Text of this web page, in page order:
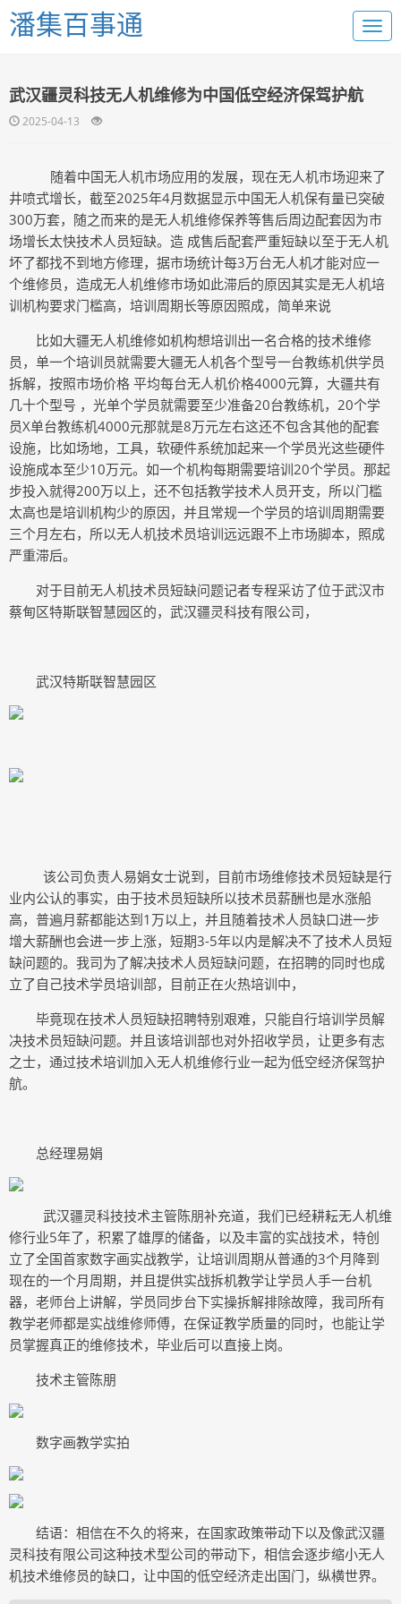
潘集百事通
武汉疆灵科技无人机维修为中国低空经济保驾护航
2025-04-13
随着中国无人机市场应用的发展，现在无人机市场迎来了
井喷式增长，截至2025年4月数据显示中国无人机保有量已突破
300万套，随之而来的是无人机维修保养等售后周边配套因为市
场增长太快技术人员短缺。造 成售后配套严重短缺以至于无人机
坏了都找不到地方修理，据市场统计每3万台无人机才能对应一
个维修员，造成无人机维修市场如此滞后的原因其实是无人机培
训机构要求门槛高，培训周期长等原因照成，简单来说
比如大疆无人机维修如机构想培训出一名合格的技术维修
员，单一个培训员就需要大疆无人机各个型号一台教练机供学员
拆解，按照市场价格 平均每台无人机价格4000元算，大疆共有
几十个型号 ，光单个学员就需要至少准备20台教练机，20个学
员X单台教练机4000元那就是8万元左右这还不包含其他的配套
设施，比如场地，工具，软硬件系统加起来一个学员光这些硬件
设施成本至少10万元。如一个机构每期需要培训20个学员。那起
步投入就得200万以上，还不包括教学技术人员开支，所以门槛
太高也是培训机构少的原因，并且常规一个学员的培训周期需要
三个月左右，所以无人机技术员培训远远跟不上市场脚本，照成
严重滞后。
对于目前无人机技术员短缺问题记者专程采访了位于武汉市
蔡甸区特斯联智慧园区的，武汉疆灵科技有限公司，
武汉特斯联智慧园区
该公司负责人易娟女士说到，目前市场维修技术员短缺是行
业内公认的事实，由于技术员短缺所以技术员薪酬也是水涨船
高，普遍月薪都能达到1万以上，并且随着技术人员缺口进一步
增大薪酬也会进一步上涨，短期3-5年以内是解决不了技术人员短
缺问题的。我司为了解决技术人员短缺问题，在招聘的同时也成
立了自己技术学员培训部，目前正在火热培训中，
毕竟现在技术人员短缺招聘特别艰难，只能自行培训学员解
决技术员短缺问题。并且该培训部也对外招收学员，让更多有志
之士，通过技术培训加入无人机维修行业一起为低空经济保驾护
航。
总经理易娟
武汉疆灵科技技术主管陈朋补充道，我们已经耕耘无人机维
修行业5年了，积累了雄厚的储备，以及丰富的实战技术，特创
立了全国首家数字画实战教学，让培训周期从普通的3个月降到
现在的一个月周期，并且提供实战拆机教学让学员人手一台机
器，老师台上讲解，学员同步台下实操拆解排除故障，我司所有
教学老师都是实战维修师傅，在保证教学质量的同时，也能让学
员掌握真正的维修技术，毕业后可以直接上岗。
技术主管陈朋
数字画教学实拍
结语：相信在不久的将来，在国家政策带动下以及像武汉疆
灵科技有限公司这种技术型公司的带动下，相信会逐步缩小无人
机技术维修员的缺口，让中国的低空经济走出国门，纵横世界。